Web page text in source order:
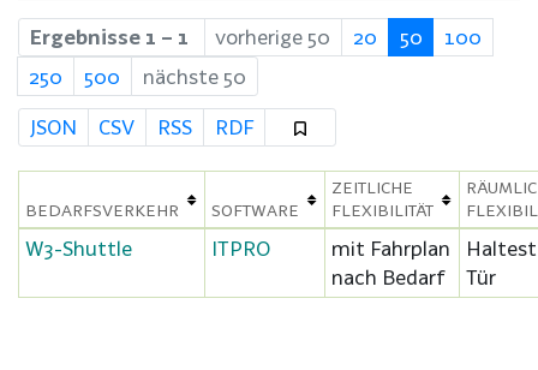
Ergebnisse 1 – 1 vorherige 50 20 50
100
250
500 nächste 50
JSON CSV RSS RDF
BEDARFSVERKEHR SOFTWARE
ZEITLICHE
FLEXIBILITÄT
W3-Shuttle ITPRO
mit Fahrplan
nach Bedarf
Tür